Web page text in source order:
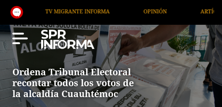
TV MIGRANTE INFORMA ARTÍCULOS
Ordena Tribunal Electoral
recontar todos los votos de
la alcaldía Cuauhtémoc